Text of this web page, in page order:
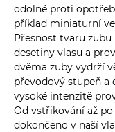
odolné proti
příklad miniaturní
Přesnost tvaru
desetiny vlasu a
dvěma zuby vydrží
převodový stupeň a
vysoké intenzitě
Od vstřikování až
dokončeno v naší